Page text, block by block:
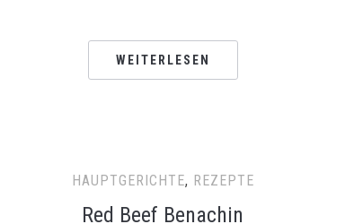
WEITERLESEN
HAUPTGERICHTE, REZEPTE
Red Beef Benachin